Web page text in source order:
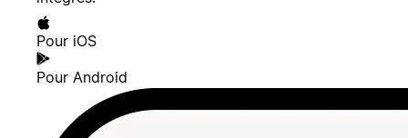
Pour iOS
Pour Android